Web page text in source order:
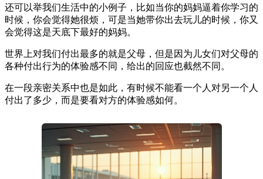
还可以举我们生活中的小例子，比如当你的妈妈逼着你学习的
时候，你会觉得她很烦，可是当她带你出去玩儿的时候，你又
会觉得这是天底下最好的妈妈。
世界上对我们付出最多的就是父母，但是因为儿女们对父母的
各种付出行为的体验感不同，给出的回应也截然不同。
在一段亲密关系中也是如此，有时候不能看一个人对另一个人
付出了多少，而是要看对方的体验感如何。